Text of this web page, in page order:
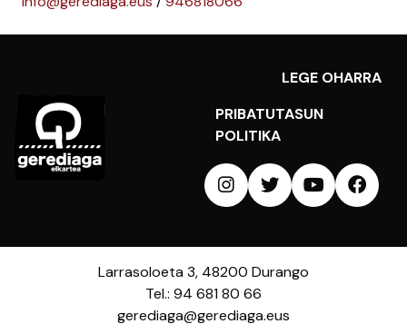
LEGE OHARRA
PRIBATUTASUN
POLITIKA
Larrasoloeta 3, 48200 Durango
Tel.: 94 681 80 66
gerediaga@gerediaga.eus